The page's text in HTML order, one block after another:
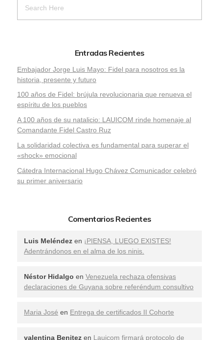
Entradas Recientes
Embajador Jorge Luis Mayo: Fidel para nosotros es la
historia, presente y futuro
100 años de Fidel: brújula revolucionaria que renueva el
espíritu de los pueblos
A 100 años de su natalicio: LAUICOM rinde homenaje al
Comandante Fidel Castro Ruz
La solidaridad colectiva es fundamental para superar el
«shock» emocional
Cátedra Internacional Hugo Chávez Comunicador celebró
su primer aniversario
Comentarios Recientes
Luis Meléndez en ¡PIENSA, LUEGO EXISTES!
Adentrándonos en el alma de los ninis.
Néstor Hidalgo en Venezuela rechaza ofensivas
declaraciones de Guyana sobre referéndum consultivo
Maria José en Entrega de certificados II Cohorte
valentina Benitez en Lauicom firmará protocolo de